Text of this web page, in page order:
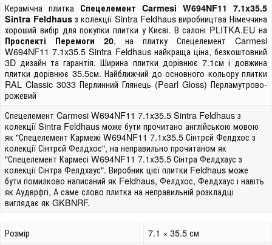
Керамічна плитка Спецелемент Carmesi W694NF11 7.1x35.5
Sintra Feldhausз колекції Sintra Feldhaus виробництва Німеччина
хороший вибір для покупки плитки у Києві. В салоні PLITKA.EU на
Проспекті Перемоги 20, на плитку Спецелемент Carmesi
W694NF11 7.1x35.5 Sintra Feldhaus найкраща ціна, безкоштовний
3D дизайн та гарантія. Ширина плитки дорівнює 7.1см і довжина
плитки дорівнює 35.5см. Найближчий до основного кольору плитки
RAL Classic 3033 Перлинний Глянець (Pearl Gloss) Перламутрово-
рожевий
Спецелемент Carmesi W694NF11 7.1x35.5 Sintra Feldhaus з
колекції Sintra Feldhaus може бути прочитано англійською мовою
як "Спецелемент Кармежі W694NF11 7.1x35.5 Сінтрєй Фелдхос з
колекції Сінтрєй Фелдхос", на неправильно прочитаном як
"Спецелемент Кармесі W694NF11 7.1x35.5 Сінтра Фелдхаус з
колекції Сінтра Фелдхаус". Виробник цієї плитки Feldhaus може
бути помилково написаний як Feldhaus, Фелдхос, Фелдхаус і навіть
як Аудврфгі, А саме слово плитка на неправильній розкладці
виглядає як GKBNRF.
Розмір
7.1 × 35.5 см